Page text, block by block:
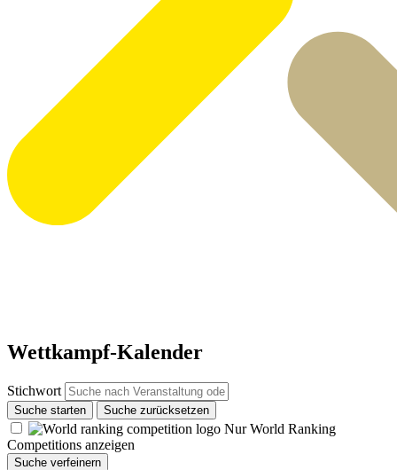
Wettkampf-Kalender
Stichwort
Suche starten Suche zurücksetzen
Nur World Ranking
Competitions anzeigen
Suche verfeinern